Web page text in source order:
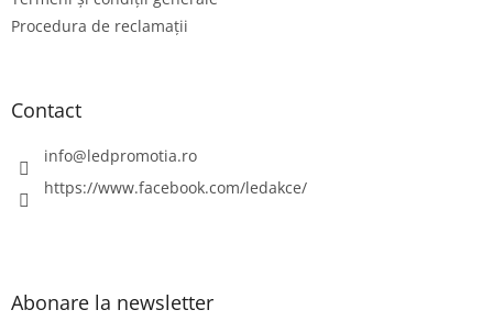
Procedura de reclamații
Contact
info@ledpromotia.ro
https://www.facebook.com/ledakce/
Abonare la newsletter